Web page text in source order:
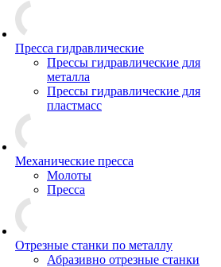
Пресса гидравлические
Прессы гидравлические для
металла
Прессы гидравлические для
пластмасс
Механические пресса
Молоты
Пресса
Отрезные станки по металлу
Абразивно отрезные станки